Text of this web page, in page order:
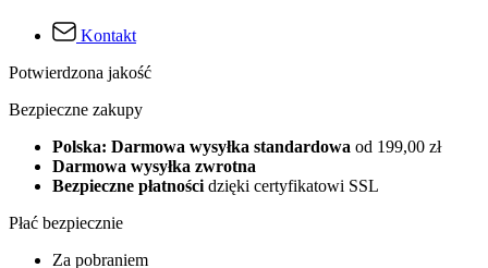
Kontakt
Potwierdzona jakość
Bezpieczne zakupy
Polska: Darmowa wysyłka standardowa od 199,00 zł
Darmowa wysyłka zwrotna
Bezpieczne płatności dzięki certyfikatowi SSL
Płać bezpiecznie
Za pobraniem